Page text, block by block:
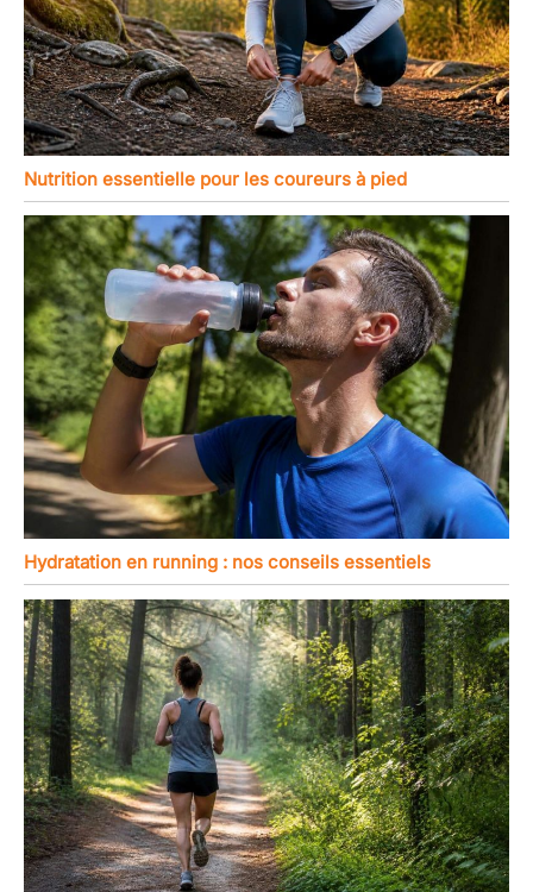
Nutrition essentielle pour les coureurs à pied
Hydratation en running : nos conseils essentiels